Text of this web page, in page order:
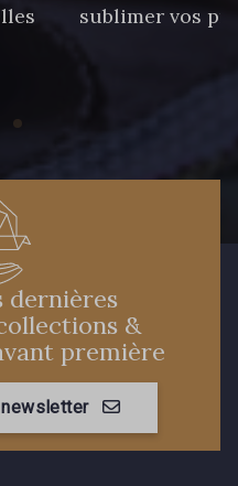
sublimer vos
dernières
&
première
newsletter